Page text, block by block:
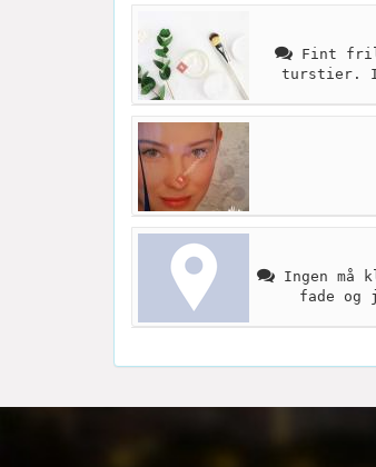
Fint
turstier.
Ingen må
fade og